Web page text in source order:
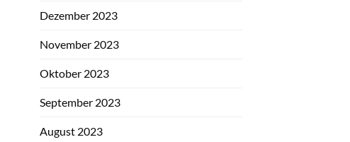
Dezember 2023
November 2023
Oktober 2023
September 2023
August 2023